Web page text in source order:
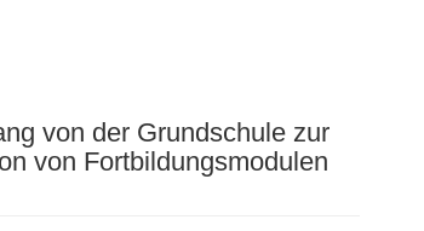
von der Grundschule zur
von Fortbildungsmodulen